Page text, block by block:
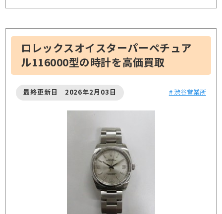
ロレックスオイスターパーペチュア
ル116000型の時計を高価買取
最終更新日 2026年2月03日 # 渋谷営業所